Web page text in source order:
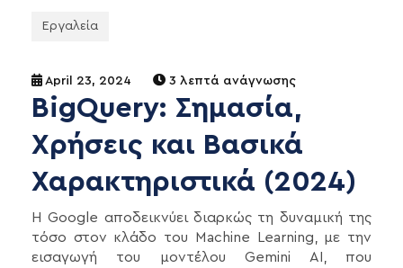
Εργαλεία
April 23, 2024 3 λεπτά ανάγνωσης
BigQuery: Σημασία,
Χρήσεις και Βασικά
Χαρακτηριστικά (2024)
Η Google αποδεικνύει διαρκώς τη δυναμική της
τόσο στον κλάδο του Machine Learning, με την
εισαγωγή του μοντέλου Gemini AI, που